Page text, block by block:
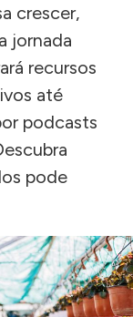
crescer,
jornada
recursos
até
podcasts
pode